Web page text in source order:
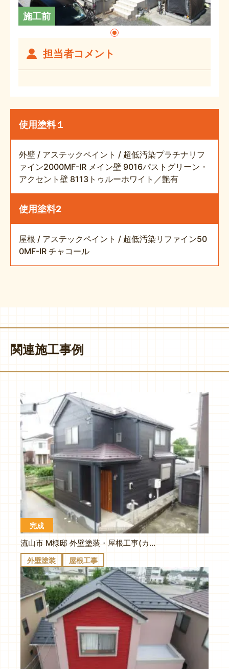
施工前
担当者コメント
使用塗料１
外壁 / アステックペイント / 超低汚染プラチナリフ
ァイン2000MF-IR メイン壁 9016パストグリーン・
アクセント壁 8113トゥルーホワイト／艶有
使用塗料2
屋根 / アステックペイント / 超低汚染リファイン50
0MF-IR チャコール
関連施工事例
完成
流山市 M様邸 外壁塗装・屋根工事(カバー工法・スーパーガルテクト)
外壁塗装 屋根工事